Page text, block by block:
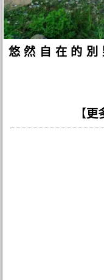
悠然自在的
【更